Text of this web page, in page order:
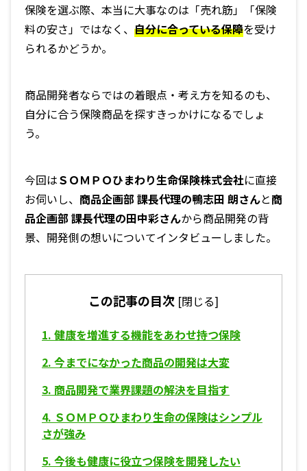
保険を選ぶ際、本当に大事なのは「売れ筋」「保険
料の安さ」ではなく、 自分に合っている保障を受け
られるかどうか。
商品開発者ならではの着眼点・考え方を知るのも、
自分に合う保険商品を探すきっかけになるでしょ
う。
今回はＳＯＭＰＯひまわり生命保険株式会社に直接
お伺いし、 商品企画部 課長代理の鴨志田 朗さんと商
品企画部 課長代理の田中彩さんから商品開発の背
景、開発側の想いについてインタビューしました。
この記事の目次 [閉じる]
1. 健康を増進する機能をあわせ持つ保険
2. 今までになかった商品の開発は大変
3. 商品開発で業界課題の解決を目指す
4. ＳＯＭＰＯひまわり生命の保険はシンプル
さが強み
5. 今後も健康に役立つ保険を開発したい